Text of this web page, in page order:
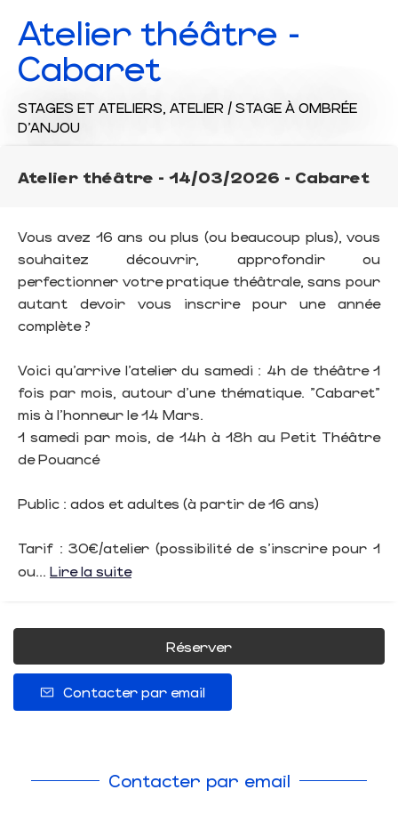
Atelier théâtre -
Cabaret
STAGES ET ATELIERS, ATELIER / STAGE À OMBRÉE
D'ANJOU
Atelier théâtre - 14/03/2026 - Cabaret
Vous avez 16 ans ou plus (ou beaucoup plus), vous
souhaitez découvrir, approfondir ou
perfectionner votre pratique théâtrale, sans pour
autant devoir vous inscrire pour une année
complète ?
Voici qu’arrive l’atelier du samedi : 4h de théâtre 1
fois par mois, autour d’une thématique. "Cabaret"
mis à l'honneur le 14 Mars.
1 samedi par mois, de 14h à 18h au Petit Théâtre
de Pouancé
Public : ados et adultes (à partir de 16 ans)
Tarif : 30€/atelier (possibilité de s’inscrire pour 1
ou... Lire la suite
Réserver
Contacter par email
Contacter par email